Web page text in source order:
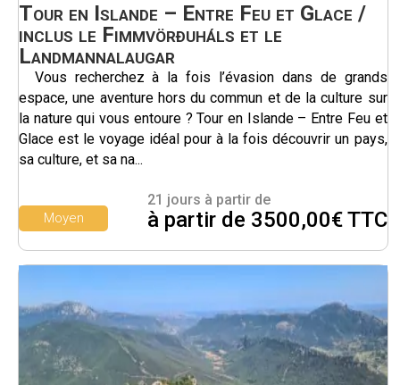
Tour en Islande – Entre Feu et Glace /
inclus le Fimmvörðuháls et le
Landmannalaugar
Vous recherchez à la fois l’évasion dans de grands
espace, une aventure hors du commun et de la culture sur
la nature qui vous entoure ? Tour en Islande – Entre Feu et
Glace est le voyage idéal pour à la fois découvrir un pays,
sa culture, et sa na...
21 jours à partir de
à partir de 3500,00€ TTC
Moyen